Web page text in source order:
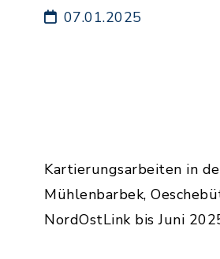
07.01.2025
Kartierungsarbeiten in
Mühlenbarbek,
NordOstLink bis Juni